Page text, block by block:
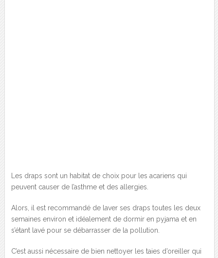
Les draps sont un habitat de choix pour les acariens qui
peuvent causer de l’asthme et des allergies.
Alors, il est recommandé de laver ses draps toutes les deux
semaines environ et idéalement de dormir en pyjama et en
s’étant lavé pour se débarrasser de la pollution.
C’est aussi nécessaire de bien nettoyer les taies d’oreiller qui